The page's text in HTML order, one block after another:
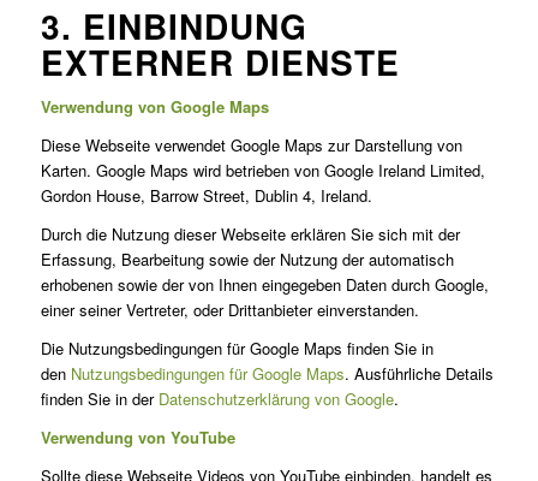
3. EINBINDUNG
EXTERNER DIENSTE
Verwendung von Google Maps
Diese Webseite verwendet Google Maps zur Darstellung von
Karten. Google Maps wird betrieben von Google Ireland Limited,
Gordon House, Barrow Street, Dublin 4, Ireland.
Durch die Nutzung dieser Webseite erklären Sie sich mit der
Erfassung, Bearbeitung sowie der Nutzung der automatisch
erhobenen sowie der von Ihnen eingegeben Daten durch Google,
einer seiner Vertreter, oder Drittanbieter einverstanden.
Die Nutzungsbedingungen für Google Maps finden Sie in
den Nutzungsbedingungen für Google Maps. Ausführliche Details
finden Sie in der Datenschutzerklärung von Google.
Verwendung von YouTube
Sollte diese Webseite Videos von YouTube einbinden, handelt es